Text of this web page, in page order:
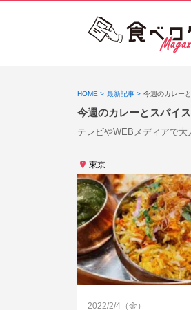
HOME 最新記事 今週のカレー
今週のカレーとスパイス
テレビやWEBメディアで
東京
2022/2/4（金）